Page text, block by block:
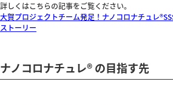
詳しくはこちらの記事をご覧ください。
大賀プロジェクトチーム発足！ナノコロナチュレ
ストーリー
ナノコロナチュレ® の目指す先